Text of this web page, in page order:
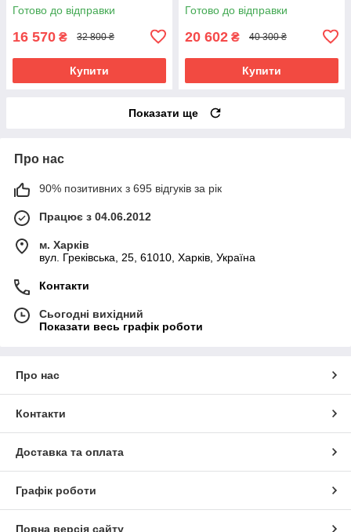
Готово до відправки
16 570 ₴ 32 800 ₴
Купити
Готово до відправки
20 602 ₴ 40 300 ₴
Купити
Показати ще
Про нас
90% позитивних з 695 відгуків за рік
Працює з 04.06.2012
м. Харків
вул. Греківська, 25, 61010, Харків, Україна
Контакти
Сьогодні вихідний
Показати весь графік роботи
Про нас
Контакти
Доставка та оплата
Графік роботи
Повна версія сайту